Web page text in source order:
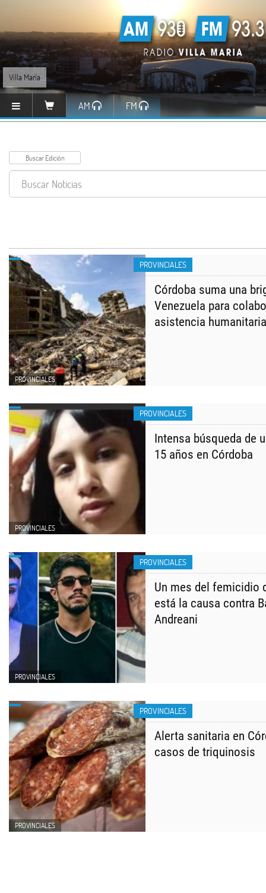
Villa María
AM FM
PROVINCIALES
PROVINCIALES
Córdoba suma una
Venezuela para
asistencia humanitaria
PROVINCIALES
PROVINCIALES
Intensa búsqueda de
15 años en Córdoba
PROVINCIALES
PROVINCIALES
Un mes del femicidio
está la causa contra
Andreani
PROVINCIALES
PROVINCIALES
Alerta sanitaria en
casos de triquinosis